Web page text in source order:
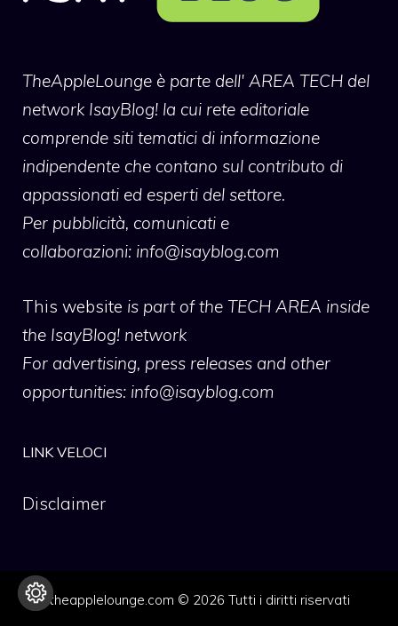
TheAppleLounge è parte dell' AREA TECH del
network IsayBlog! la cui rete editoriale
comprende siti tematici di informazione
indipendente che contano sul contributo di
appassionati ed esperti del settore.
Per pubblicità, comunicati e
collaborazioni: info@isayblog.com
This website is part of the TECH AREA inside
the IsayBlog! network
For advertising, press releases and other
opportunities: info@isayblog.com
LINK VELOCI
Disclaimer
theapplelounge.com © 2026 Tutti i diritti riservati